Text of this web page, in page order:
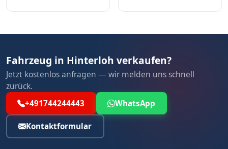
Fahrzeug in Hinterloh verkaufen?
Jetzt kostenlos anfragen — wir melden uns schnell
zurück.
+491744244443 WhatsApp
Kontaktformular